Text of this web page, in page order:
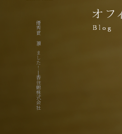
優秀賞 頂きました！|香住鶴株式会社